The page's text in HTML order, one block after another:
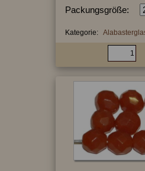
Packungsgröße:
Kategorie: